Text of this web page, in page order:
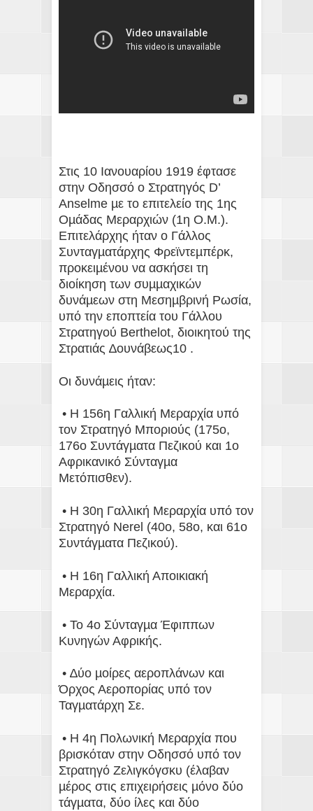
Στις 10 Ιανουαρίου 1919 έφτασε
στην Οδησσό ο Στρατηγός D’
Anselme µε το επιτελείο της 1ης
Οµάδας Μεραρχιών (1η O.M.).
Επιτελάρχης ήταν ο Γάλλος
Συνταγµατάρχης Φρεϊντεµπέρκ,
προκειµένου να ασκήσει τη
διοίκηση των συµµαχικών
δυνάµεων στη Μεσηµβρινή Ρωσία,
υπό την εποπτεία του Γάλλου
Στρατηγού Berthelot, διοικητού της
Στρατιάς ∆ουνάβεως10 .
Οι δυνάµεις ήταν:
• Η 156η Γαλλική Μεραρχία υπό
τον Στρατηγό Μποριούς (175ο,
176ο Συντάγµατα Πεζικού και 1ο
Αφρικανικό Σύνταγµα
Μετόπισθεν).
• Η 30η Γαλλική Μεραρχία υπό τον
Στρατηγό Nerel (40ο, 58ο, και 61ο
Συντάγµατα Πεζικού).
• Η 16η Γαλλική Αποικιακή
Μεραρχία.
• Το 4ο Σύνταγµα Έφιππων
Κυνηγών Αφρικής.
• ∆ύο µοίρες αεροπλάνων και
Όρχος Αεροπορίας υπό τον
Ταγµατάρχη Σε.
• Η 4η Πολωνική Μεραρχία που
βρισκόταν στην Οδησσό υπό τον
Στρατηγό Ζελιγκόγσκυ (έλαβαν
µέρος στις επιχειρήσεις µόνο δύο
τάγµατα, δύο ίλες και δύο